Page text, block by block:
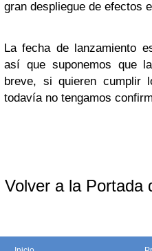
gran despliegue de efectos
La fecha de lanzamiento
así que suponemos que
breve, si quieren cumplir
todavía no tengamos
Volver a la Portada